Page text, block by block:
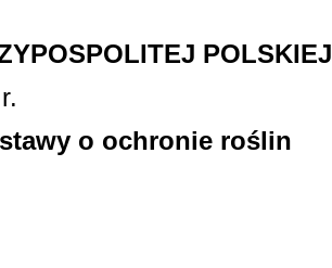
POLSKIEJ
o ochronie roślin